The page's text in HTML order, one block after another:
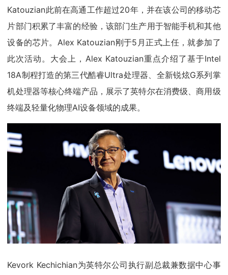
Katouzian此前在高通工作超过20年，并在该公司的移动芯
片部门积累了丰富的经验，该部门生产用于智能手机和其他
设备的芯片。Alex Katouzian刚于5月正式上任，就参加了
此次活动。大会上，Alex Katouzian重点介绍了基于Intel
18A制程打造的第三代酷睿Ultra处理器、全新锐炫G系列掌
机处理器等核心终端产品，展示了英特尔在消费级、商用级
终端及轻量化物理AI设备领域的成果。
Kevork Kechichian为英特尔公司执行副总裁兼数据中心事